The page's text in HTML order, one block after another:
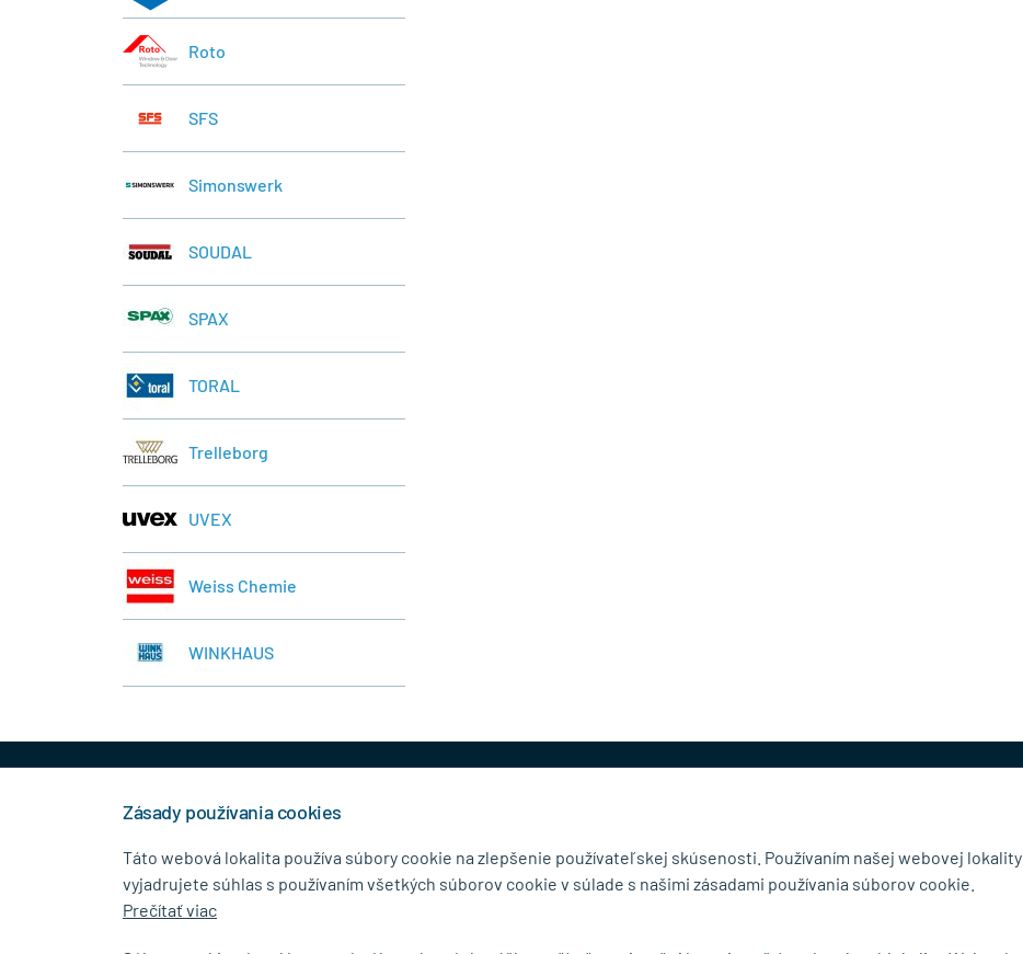
Roto
SFS
Simonswerk
SOUDAL
SPAX
TORAL
Trelleborg
UVEX
Weiss Chemie
WINKHAUS
KONTAKTNÉ ÚDAJE
Zásady používania cookies
Táto webová lokalita používa súbory cookie na zlepšenie používateľskej skúsenosti. Používaním našej webovej lokality
vyjadrujete súhlas s používaním všetkých súborov cookie v súlade s našimi zásadami používania súborov cookie.
Prečítať viac